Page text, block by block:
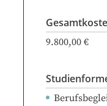
9.800,00 €